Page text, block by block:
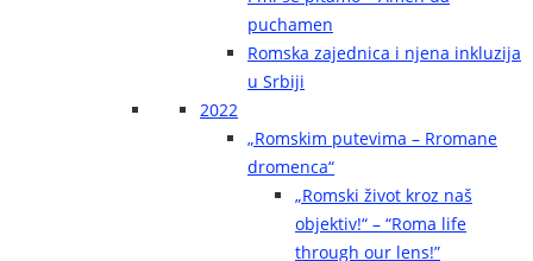
puchamen
Romska zajednica i njena inkluzija
u Srbiji
2022
„Romskim putevima – Rromane
dromenca“
„Romski život kroz naš
objektiv!“ – “Roma life
through our lens!”